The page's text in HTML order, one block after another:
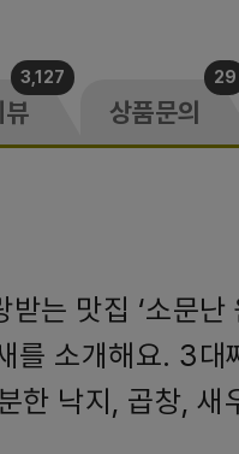
뷰
3,127
상품문의
29
는 맛집 ‘소문난
를 소개해요. 3대
한 낙지, 곱창, 새